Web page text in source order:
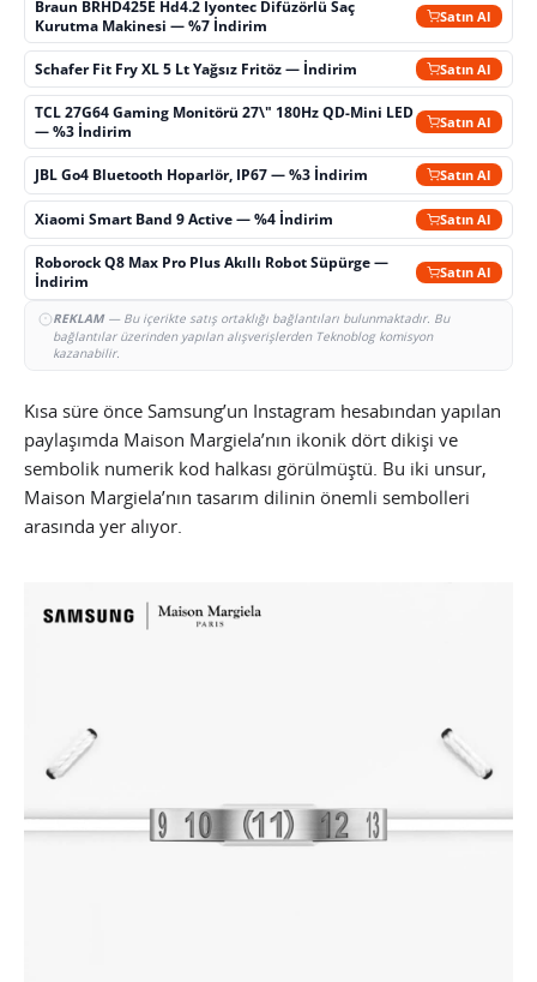
Braun BRHD425E Hd4.2 İyontec Difüzörlü Saç
Kurutma Makinesi — %7 İndirim
Satın Al
Schafer Fit Fry XL 5 Lt Yağsız Fritöz — İndirim Satın Al
TCL 27G64 Gaming Monitörü 27\" 180Hz QD-Mini LED
— %3 İndirim
Satın Al
JBL Go4 Bluetooth Hoparlör, IP67 — %3 İndirim Satın Al
Xiaomi Smart Band 9 Active — %4 İndirim Satın Al
Roborock Q8 Max Pro Plus Akıllı Robot Süpürge —
İndirim
Satın Al
REKLAM— Bu içerikte satış ortaklığı bağlantıları bulunmaktadır. Bu
bağlantılar üzerinden yapılan alışverişlerden Teknoblog komisyon
kazanabilir.
Kısa süre önce Samsung’un Instagram hesabından yapılan
paylaşımda Maison Margiela’nın ikonik dört dikişi ve
sembolik numerik kod halkası görülmüştü. Bu iki unsur,
Maison Margiela’nın tasarım dilinin önemli sembolleri
arasında yer alıyor.